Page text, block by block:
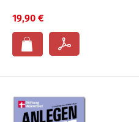
19,90 €